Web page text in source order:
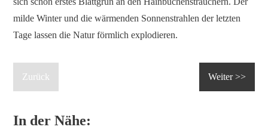
milde Winter und die wärmenden Sonnenstrahlen der letzten
Tage lassen die Natur förmlich explodieren.
Zurück Weiter >>
In der Nähe: